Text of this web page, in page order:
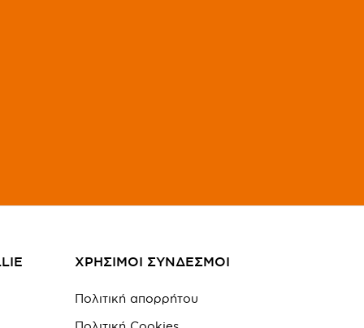
ΧΡΗΣΙΜΟΙ ΣΥΝΔΕΣΜΟΙ
Πολιτική απορρήτου